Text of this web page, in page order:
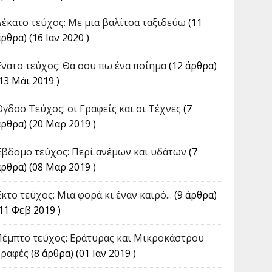
τεύχος: Με μια βαλίτσα ταξιδεύω (11
(16 Ιαν 2020 )
τεύχος: Θα σου πω ένα ποίημα(12 άρθρα)
Μάι 2019 )
Τεύχος: οι Γραφείς και οι Τέχνες (7
(20 Μαρ 2019 )
τεύχος: Περί ανέμων και υδάτων (7
(08 Μαρ 2019 )
τεύχος: Μια φορά κι έναν καιρό... (9 άρθρα)
Φεβ 2019 )
τεύχος: Εράτυρας και Μικροκάστρου
(8 άρθρα) (01 Ιαν 2019 )